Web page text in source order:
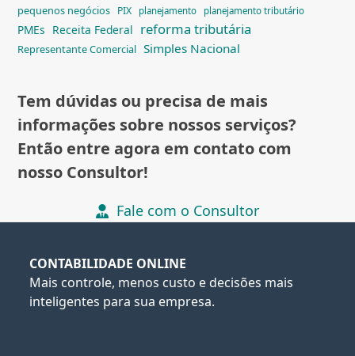
pequenos negócios PIX planejamento planejamento tributário
PMEs Receita Federal reforma tributária
Representante Comercial Simples Nacional
Tem dúvidas ou precisa de mais
informações sobre nossos serviços?
Então entre agora em contato com
nosso Consultor!
Fale com o Consultor
CONTABILIDADE ONLINE
Mais controle, menos custo e decisões mais
inteligentes para sua empresa.